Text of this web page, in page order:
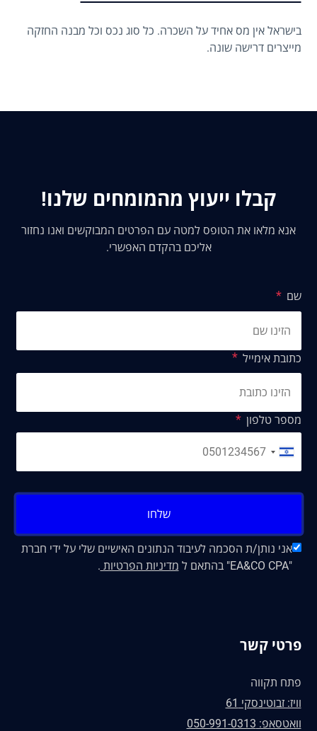
בישראל אין מס אחיד על השכרה. כל סוג נכס וכל מבנה החזקה
מייצרים דרישה שונה.
קבלו ייעוץ מהמומחים שלנו!
אנא מלאו את הטופס למטה עם הפרטים המבוקשים ואנו נחזור
אליכם בהקדם האפשרי.
שם
כתובת אימייל
מספר טלפון
שלחו
אני נותן/ת הסכמה לעיבוד הנתונים האישיים שלי על ידי חברת
"EA&CO CPA" בהתאם ל
מדיניות הפרטיות .
פרטי קשר
פתח תקווה
וויז: זבוטינסקי 61
וואטסאפ: 050-991-0313